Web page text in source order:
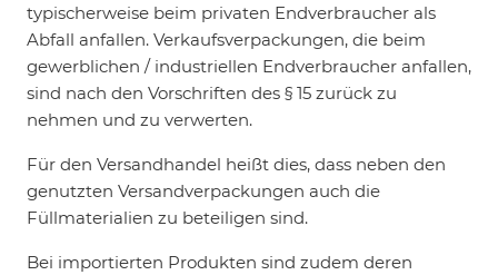
typischerweise beim privaten Endverbraucher als
Abfall anfallen. Verkaufsverpackungen, die beim
gewerblichen / industriellen Endverbraucher anfallen,
sind nach den Vorschriften des § 15 zurück zu
nehmen und zu verwerten.
Für den Versandhandel heißt dies, dass neben den
genutzten Versandverpackungen auch die
Füllmaterialien zu beteiligen sind.
Bei importierten Produkten sind zudem deren